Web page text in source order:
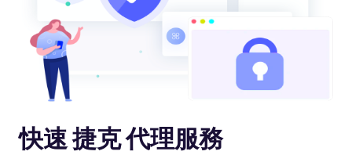
快速 捷克 代理服務